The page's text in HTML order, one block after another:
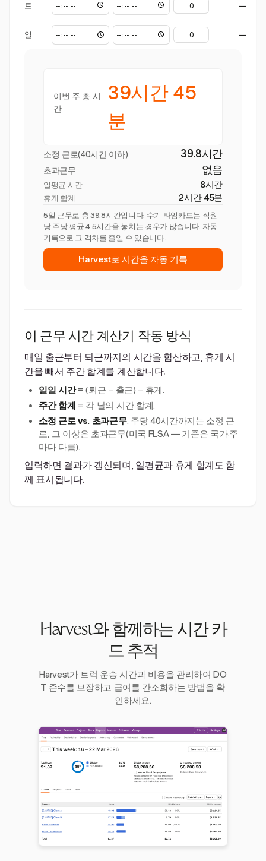
토 —
일 —
이번 주 총 시
간
39시간 45
분
소정 근로(40시간 이하) 39.8시간
초과근무 없음
일평균 시간 8시간
휴게 합계 2시간 45분
5일 근무로 총 39.8시간입니다. 수기 타임카드는 직원
당 주당 평균 4.5시간을 놓치는 경우가 많습니다. 자동
기록으로 그 격차를 줄일 수 있습니다.
Harvest로 시간을 자동 기록
이 근무 시간 계산기 작동 방식
매일 출근부터 퇴근까지의 시간을 합산하고, 휴게 시
간을 빼서 주간 합계를 계산합니다.
일일 시간= (퇴근 − 출근) − 휴게.
주간 합계 = 각 날의 시간 합계.
소정 근로 vs. 초과근무: 주당 40시간까지는 소정 근
로, 그 이상은 초과근무(미국 FLSA — 기준은 국가·주
마다 다름).
입력하면 결과가 갱신되며, 일평균과 휴게 합계도 함
께 표시됩니다.
Harvest와 함께하는 시간 카
드 추적
Harvest가 트럭 운송 시간과 비용을 관리하여 DO
T 준수를 보장하고 급여를 간소화하는 방법을 확
인하세요.